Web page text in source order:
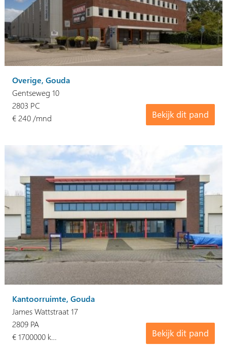
Overige, Gouda
Gentseweg 10
Bekijk dit pand
2803 PC
€ 240 /mnd
Kantoorruimte, Gouda
James Wattstraat 17
Bekijk dit pand
2809 PA
€ 1700000 k…